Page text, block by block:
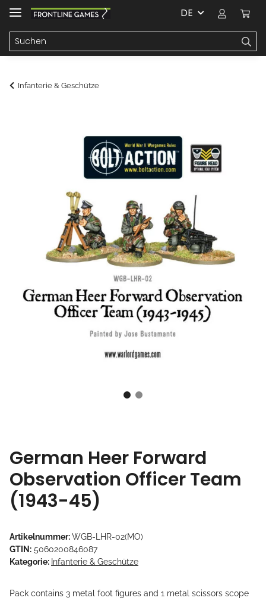
DE
Infanterie & Geschütze
German Heer Forward
Observation Officer Team
(1943-45)
Artikelnummer:WGB-LHR-02(MO)
GTIN: 5060200846087
Kategorie: Infanterie & Geschütze
Pack contains 3 metal foot figures and 1 metal scissors scope